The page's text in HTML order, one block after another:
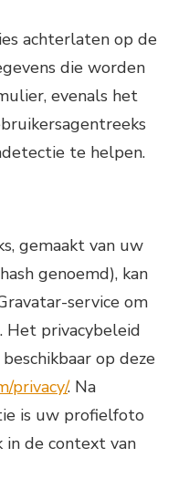
achterlaten op de
die worden
evenals het
te helpen.
gemaakt van uw
genoemd), kan
service om
Het privacybeleid
op deze
privacy/. Na
is uw profielfoto
in de context van